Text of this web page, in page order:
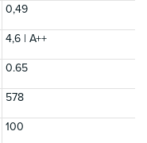
0,49
4,6 | A++
0.65
578
100